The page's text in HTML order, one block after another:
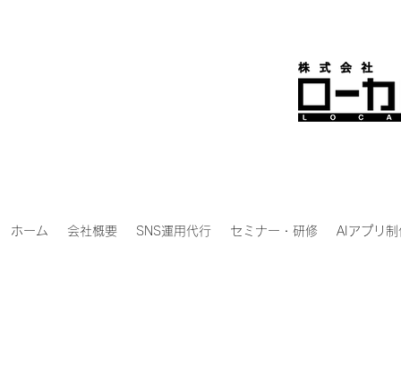
ホーム 会社概要 SNS運用代行 セミナー・研修 AIアプリ制